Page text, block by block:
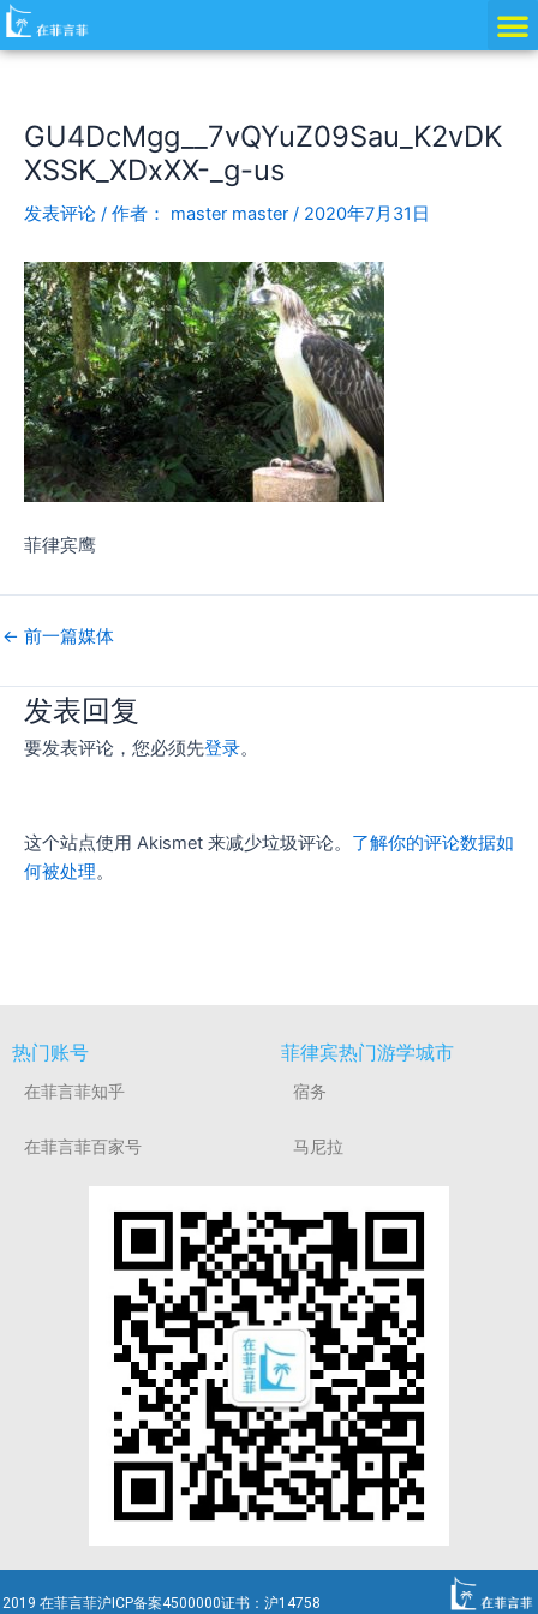
跳
至
GU4DcMgg__7vQYuZ09Sau_K2vDK
XSSK_XDxXX-_g-us
发表评论 / 作者： master master / 2020年7月31日
菲律宾鹰
Post
navigation
← 前一篇媒体
发表回复
要发表评论，您必须先登录。
这个站点使用 Akismet 来减少垃圾评论。 了解你的评论数据如
何被处理。
热门账号
在菲言菲知乎
在菲言菲百家号
菲律宾热门游学城市
宿务
马尼拉
2019 在菲言菲沪ICP备案4500000证书：沪14758